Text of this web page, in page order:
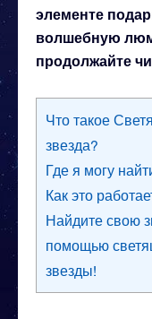
элементе
волшебную
продолжайте
Что такое
звезда?
Где я могу
Как это
Найдите свою
помощью
звезды!